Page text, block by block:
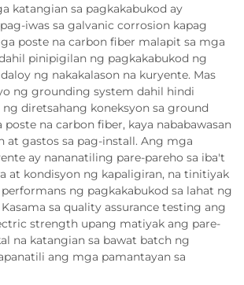
katangian sa pagkakabukod ay
iwas sa galvanic corrosion kapag
poste na carbon fiber malapit sa mga
pinipigilan ng pagkakabukod ng
ng nakakalason na kuryente. Mas
ng grounding system dahil hindi
diretsahang koneksyon sa ground
na carbon fiber, kaya nababawasan
at gastos sa pag-install. Ang mga
ay nananatiling pare-pareho sa iba't
at kondisyon ng kapaligiran, na tinitiyak
ng pagkakabukod sa lahat ng
sa quality assurance testing ang
strength upang matiyak ang pare-
na katangian sa bawat batch ng
ang mga pamantayan sa